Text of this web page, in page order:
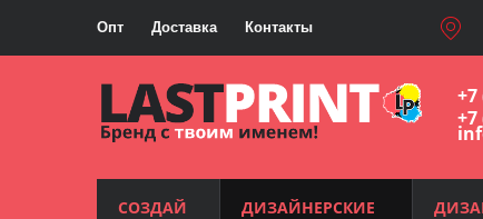
Опт Доставка Контакты
+7
+7
СОЗДАЙ
ДИЗАЙНЕРСКИЕ